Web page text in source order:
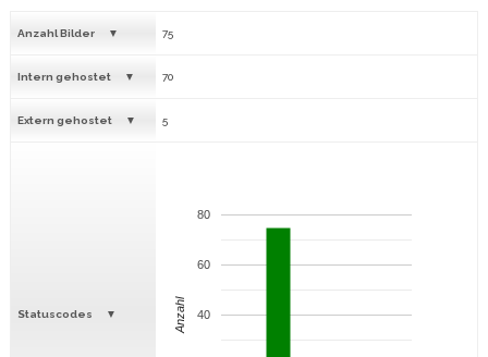
Anzahl Bilder 75
Intern gehostet 70
Extern gehostet 5
Statuscodes 40
60
80
Anzahl